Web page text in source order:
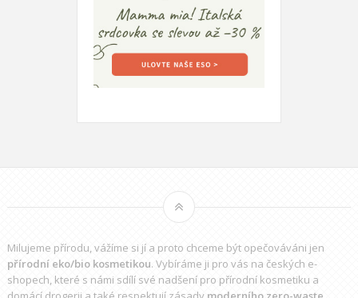
Milujeme přírodu, vážíme si jí a proto chceme být opečováváni jen
přírodní eko/bio kosmetikou. Vybíráme ji pro vás na českých e-
shopech, které s námi sdílí své nadšení pro přírodní kosmetiku a